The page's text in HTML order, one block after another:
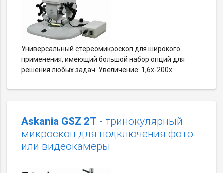
Универсальный стереомикроскоп для широкого
применения, имеющий большой набор опций для
решения любых задач. Увеличение: 1,6х-200х.
Askania GSZ 2T - тринокулярный
микроскоп для подключения фото
или видеокамеры